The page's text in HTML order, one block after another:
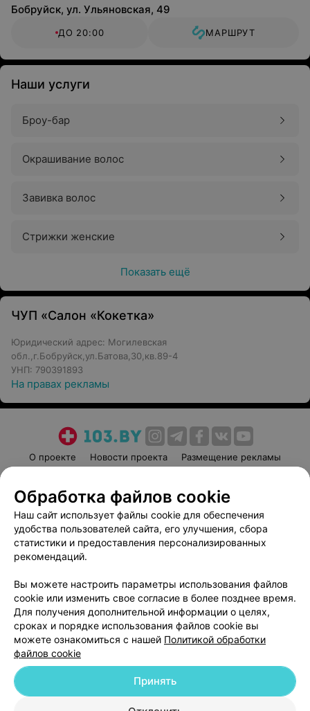
Бобруйск, ул. Ульяновская, 49
ДО 20:00 МАРШРУТ
Наши услуги
Броу-бар
Окрашивание волос
Завивка волос
Стрижки женские
Показать ещё
ЧУП «Салон «Кокетка»
Юридический адрес: Могилевская
обл.,г.Бобруйск,ул.Батова,30,кв.89-4
УНП: 790391893
На правах рекламы
О проекте Новости проекта
Размещение рекламы
Пользовательское соглашение
Способы оплаты
Вакансии
Партнеры
Написать руководителю 103.by
Обработка персональных данных
© 2026 ООО «Артокс Лаб», УНП 191700409
| 220012, Республика Беларусь,
Обработка файлов cookie
Наш сайт использует файлы cookie для обеспечения
удобства пользователей сайта, его улучшения, сбора
статистики и предоставления персонализированных
рекомендаций.
Вы можете настроить параметры использования файлов
cookie или изменить свое согласие в более позднее время.
Для получения дополнительной информации о целях,
сроках и порядке использования файлов cookie вы
можете ознакомиться с нашей Политикой обработки
файлов cookie
Принять